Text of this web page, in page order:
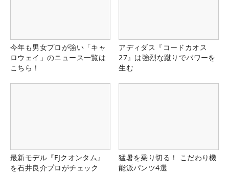
今年も男女プロが強い「キャ
ロウェイ」のニュース一覧は
こちら！
アディダス『コードカオス
27』は強烈な蹴りでパワーを
生む
最新モデル『FJクオンタム』
を石井良介プロがチェック
猛暑を乗り切る！ こだわり機
能派パンツ4選